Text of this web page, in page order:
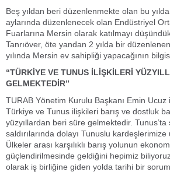
Beş yıldan beri düzenlenmekte olan bu
aylarında düzenlenecek olan Endüstriyel
Fuarlarına Mersin olarak katılmayı
Tanrıöver, öte yandan 2 yılda bir
yılında Mersin ev sahipliği yapacağının
“TÜRKİYE VE TUNUS İLİŞKİLERİ
GELMEKTEDİR”
TURAB Yönetim Kurulu Başkanı Emin Ucuz
Türkiye ve Tunus ilişkileri barış ve dostluk
yüzyıllardan beri süre gelmektedir.
saldırılarında dolayı Tunuslu
Ülkeler arası karşılıklı barış yolunun
güçlendirilmesinde geldiğini hepimiz
olarak iş birliğine giden yolda tarihi bir